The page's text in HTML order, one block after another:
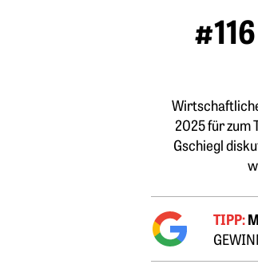
2025 für zum
Gschiegl
TIPP: